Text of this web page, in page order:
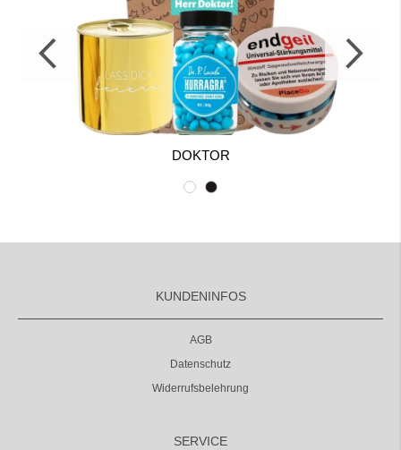
DOKTOR
KUNDENINFOS
AGB
Datenschutz
Widerrufsbelehrung
SERVICE